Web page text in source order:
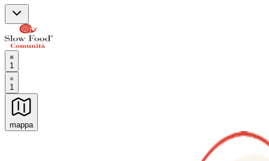
1
1
mappa
Esperienze culinarie indimenticabili: Esperienze